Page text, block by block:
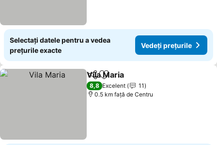
Selectați datele pentru a vedea
prețurile exacte
Vedeți prețurile
DistribuițiAdăugaţi la favorite
Vila Maria
8,8 Excelent
11
0.5 km faţă de Centru